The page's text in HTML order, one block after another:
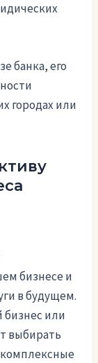
банка, его
городах или
бизнесе и
в будущем.
бизнес или
выбирать